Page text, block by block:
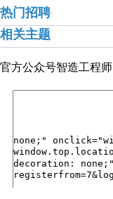
热门招聘
相关主题
官方公众号智造工程师